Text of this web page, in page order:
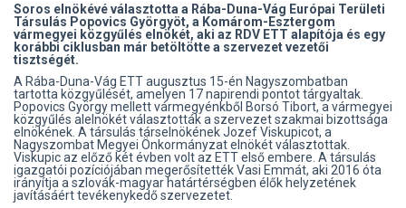
Soros elnökévé választotta a Rába-Duna-Vág Európai Területi
Társulás Popovics Györgyöt, a Komárom-Esztergom
vármegyei közgyűlés elnökét, aki az RDV ETT alapítója és egy
korábbi ciklusban már betöltötte a szervezet vezetői
tisztségét.
A Rába-Duna-Vág ETT augusztus 15-én Nagyszombatban
tartotta közgyűlését, amelyen 17 napirendi pontot tárgyaltak.
Popovics György mellett vármegyénkből Borsó Tibort, a vármegyei
közgyűlés alelnökét választották a szervezet szakmai bizottsága
elnökének. A társulás társelnökének Jozef Viskupicot, a
Nagyszombat Megyei Önkormányzat elnökét választottak.
Viskupic az előző két évben volt az ETT első embere. A társulás
igazgatói pozíciójában megerősítették Vasi Emmát, aki 2016 óta
irányítja a szlovák-magyar határtérségben élők helyzetének
javításáért tevékenykedő szervezetet.